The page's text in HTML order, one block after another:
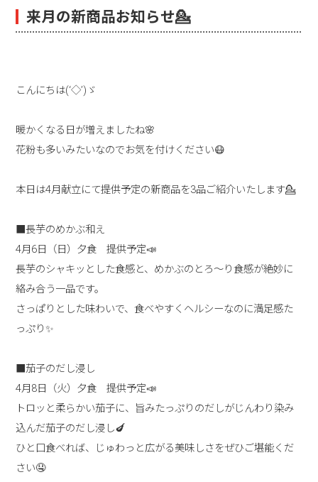
来月の新商品お知らせ💁
こんにちは(‘◇’)ゞ
暖かくなる日が増えましたね🌸
花粉も多いみたいなのでお気を付けください😷
本日は4月献立にて提供予定の新商品を3品ご紹介いたします💁
■長芋のめかぶ和え
4月6日（日）夕食 提供予定📣
長芋のシャキッとした食感と、めかぶのとろ～り食感が絶妙に
絡み合う一品です。
さっぱりとした味わいで、食べやすくヘルシーなのに満足感た
っぷり✨
■茄子のだし浸し
4月8日（火）夕食 提供予定📣
トロッと柔らかい茄子に、旨みたっぷりのだしがじんわり染み
込んだ茄子のだし浸し🍆
ひと口食べれば、じゅわっと広がる美味しさをぜひご堪能くだ
さい🤤